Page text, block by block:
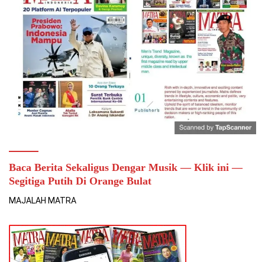
Baca Berita Sekaligus Dengar Musik — Klik ini —
Segitiga Putih Di Orange Bulat
MAJALAH MATRA